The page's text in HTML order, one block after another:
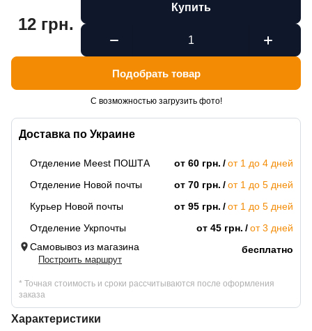
Доставка по Украине
Отделение Meest ПОШТА от 60 грн.
от 1 до 4 дней
Отделение Новой почты
от 70 грн.
от 1 до 5 дней
Курьер Новой почты
от 95 грн.
от 1 до 5 дней
Отделение Укрпочты
от 45 грн.
от 3 дней
Самовывоз из магазина
Построить маршрут
бесплатно
* Точная стоимость и сроки рассчитываются после оформления
заказа
Характеристики
12 грн.
Купить
Подобрать товар
С возможностью загрузить фото!